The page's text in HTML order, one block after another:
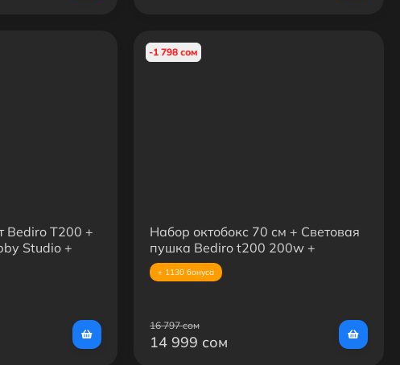
Bediro T200 +
Studio +
и
-1 798 сом
Набор октобокс 70 см + Световая
пушка Bediro t200 200w +
усиленная стойка
+ 1130 бонуса
16 797 сом
14 999 сом